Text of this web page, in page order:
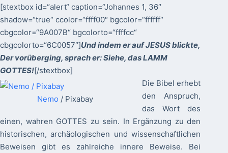
[stextbox id=“alert“ caption=“Johannes 1, 36″
shadow=“true“ ccolor=“ffff00″ bgcolor=“ffffff“
cbgcolor=“9A007B“ bgcolorto=“ffffcc“
cbgcolorto=“6C0057″]Und indem er auf JESUS blickte,
Der vorüberging, sprach er: Siehe, das LAMM
GOTTES![/stextbox]
Nemo / Pixabay
Die Bibel erhebt
den Anspruch,
das Wort des
einen, wahren GOTTES zu sein. In Ergänzung zu den
historischen, archäologischen und wissenschaftlichen
Beweisen gibt es zahlreiche innere Beweise. Bei